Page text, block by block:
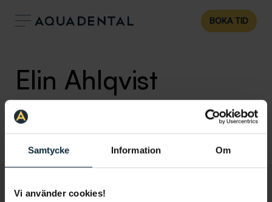
Samtycke Information Om
Vi använder cookies!
BOKA TID
Elin Ahlqvist
Allmäntandläkare
Klinik: